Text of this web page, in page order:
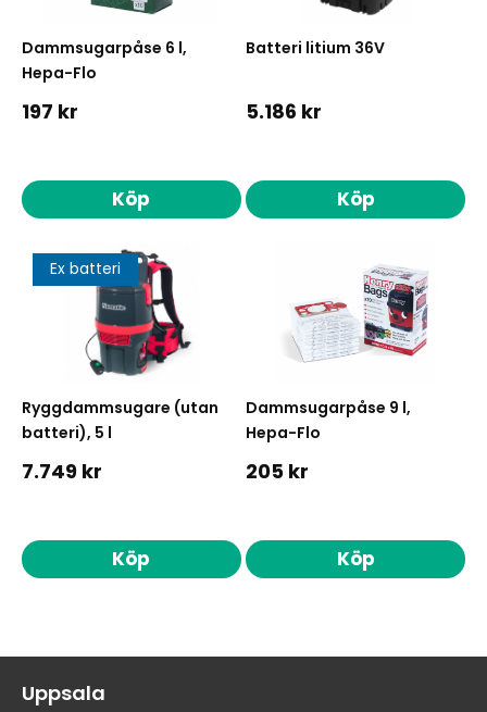
Dammsugarpåse 6 l,
Hepa-Flo
197 kr
Köp
Batteri litium 36V
5.186 kr
Köp
Ex batteri
Ryggdammsugare (utan
batteri), 5 l
7.749 kr
Köp
Dammsugarpåse 9 l,
Hepa-Flo
205 kr
Köp
Uppsala